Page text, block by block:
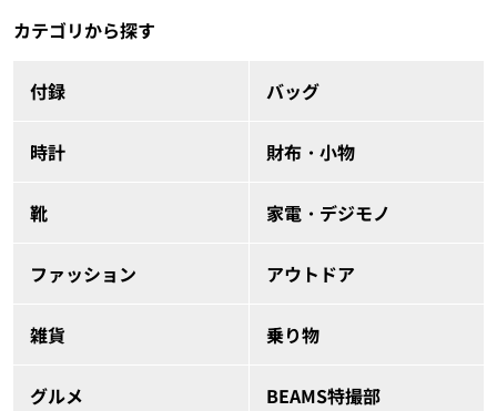
カテゴリから探す
付録 バッグ
時計 財布・小物
靴 家電・デジモノ
ファッション アウトドア
雑貨 乗り物
グルメ BEAMS特撮部